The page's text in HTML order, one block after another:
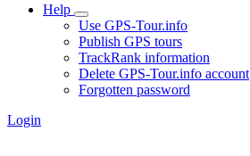
Help
Use GPS-Tour.info
Publish GPS tours
TrackRank information
Delete GPS-Tour.info account
Forgotten password
Login